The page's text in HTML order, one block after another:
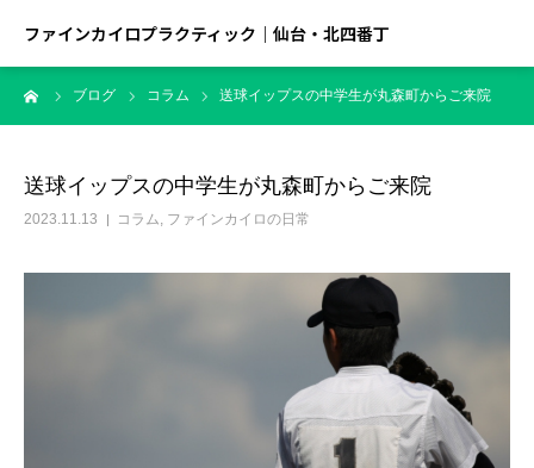
ファインカイロプラクティック｜仙台・北四番丁
ブログ コラム 送球イップスの中学生が丸森町からご来院
送球イップスの中学生が丸森町からご来院
2023.11.13 コラム, ファインカイロの日常